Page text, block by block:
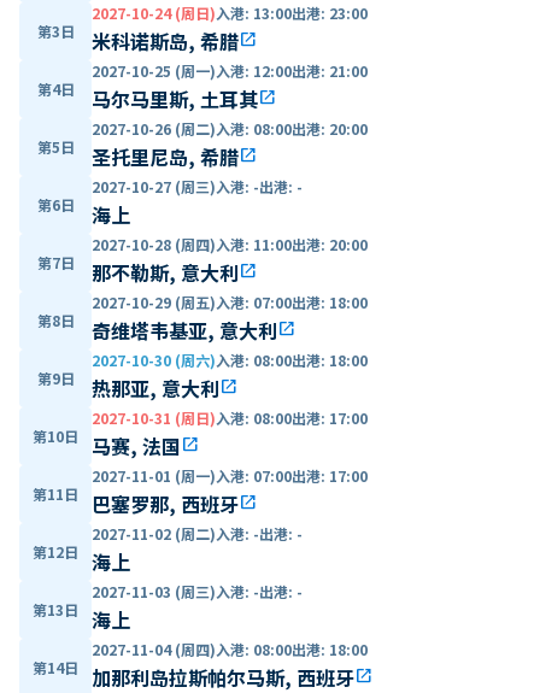
第3日
2027-10-24 (周日)入港: 13:00出港: 23:00
米科诺斯岛, 希腊open_in_new
第4日
2027-10-25 (周一)入港: 12:00出港: 21:00
马尔马里斯, 土耳其open_in_new
第5日
2027-10-26 (周二)入港: 08:00出港: 20:00
圣托里尼岛, 希腊open_in_new
第6日
2027-10-27 (周三)入港: -出港: -
海上
第7日
2027-10-28 (周四)入港: 11:00出港: 20:00
那不勒斯, 意大利open_in_new
第8日
2027-10-29 (周五)入港: 07:00出港: 18:00
奇维塔韦基亚, 意大利open_in_new
第9日
2027-10-30 (周六)入港: 08:00出港: 18:00
热那亚, 意大利open_in_new
第10日
2027-10-31 (周日)入港: 08:00出港: 17:00
马赛, 法国open_in_new
第11日
2027-11-01 (周一)入港: 07:00出港: 17:00
巴塞罗那, 西班牙open_in_new
第12日
2027-11-02 (周二)入港: -出港: -
海上
第13日
2027-11-03 (周三)入港: -出港: -
海上
第14日
2027-11-04 (周四)入港: 08:00出港: 18:00
加那利岛拉斯帕尔马斯, 西班牙open_in_new